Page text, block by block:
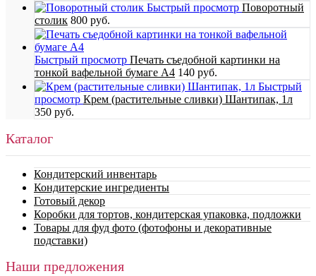
Быстрый просмотр Поворотный
столик 800 руб.
Быстрый просмотр Печать съедобной картинки на
тонкой вафельной бумаге А4 140 руб.
Быстрый
просмотр Крем (растительные сливки) Шантипак, 1л
350 руб.
Каталог
Кондитерский инвентарь
Кондитерские ингредиенты
Готовый декор
Коробки для тортов, кондитерская упаковка, подложки
Товары для фуд фото (фотофоны и декоративные
подставки)
Наши предложения